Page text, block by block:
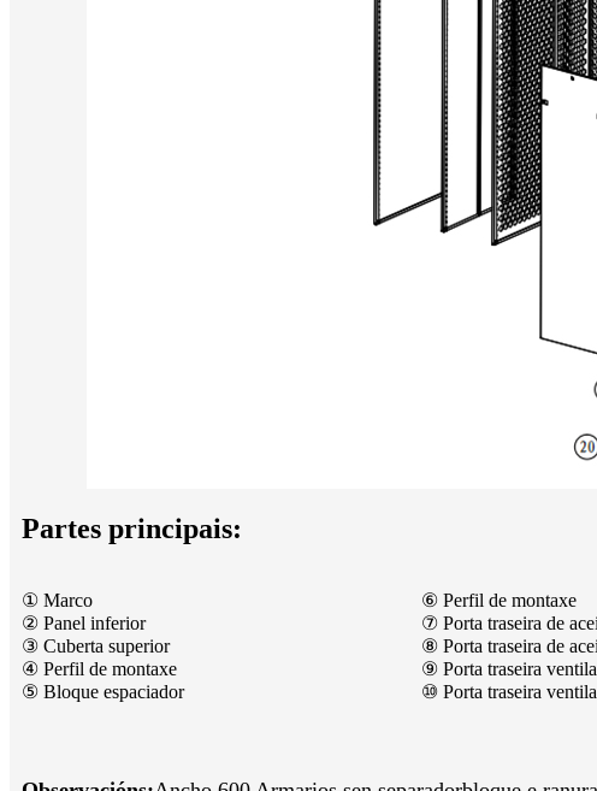
Partes principais:
① Marco
② Panel inferior
③ Cuberta superior
④ Perfil de montaxe
⑤ Bloque espaciador
⑥ Perfil de montaxe
⑦ Porta traseira de
⑧ Porta traseira de
⑨ Porta traseira
⑩ Porta traseira